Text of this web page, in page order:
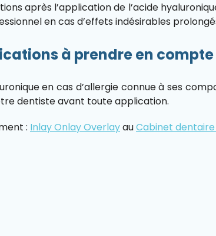
après l’application de l’acide
en cas d’effets indésirables
à prendre en compte
en cas d’allergie connue à ses
dentiste avant toute application.
: Inlay Onlay OverlayauCabinet dentaire